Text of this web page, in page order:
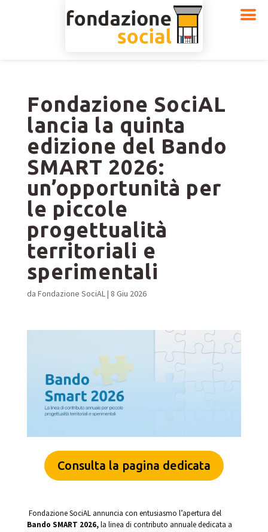
Fondazione SociAL
lancia la quinta
edizione del Bando
SMART 2026:
un’opportunità per
le piccole
progettualità
territoriali e
sperimentali
da Fondazione SociAL| 8 Giu 2026
Consulta la pagina dedicata
Fondazione SociAL annuncia con entusiasmo l’apertura del
Bando SMART 2026,la linea di contributo annuale dedicata a